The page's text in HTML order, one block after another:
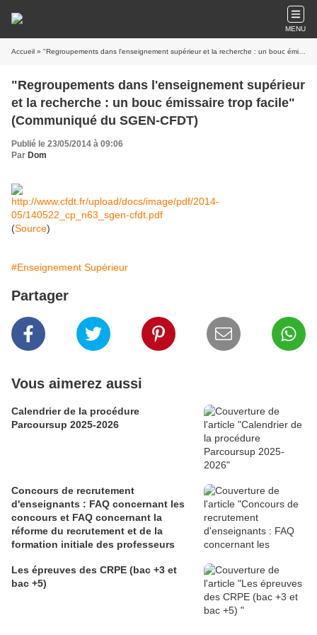
MENU
Accueil » "Regroupements dans l'enseignement supérieur et la recherche : un bouc émissaire trop facile" (Communiqué du SGEN-CFDT)
"Regroupements dans l'enseignement supérieur
et la recherche : un bouc émissaire trop facile"
(Communiqué du SGEN-CFDT)
Publié le 23/05/2014 à 09:06
Par Dom
http://www.cfdt.fr/upload/docs/image/pdf/2014-
05/140522_cp_n63_sgen-cfdt.pdf
(Source)
#Enseignement Supérieur
Partager
Vous aimerez aussi
Calendrier de la procédure
Parcoursup 2025-2026
Concours de recrutement
d'enseignants : FAQ concernant les
concours et FAQ concernant la
réforme du recrutement et de la
formation initiale des professeurs
Les épreuves des CRPE (bac +3 et
bac +5)